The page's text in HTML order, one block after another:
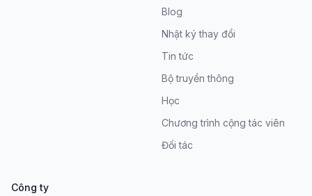
Blog
Nhật ký thay đổi
Tin tức
Bộ truyền thông
Học
Chương trình cộng tác viên
Đối tác
Công ty